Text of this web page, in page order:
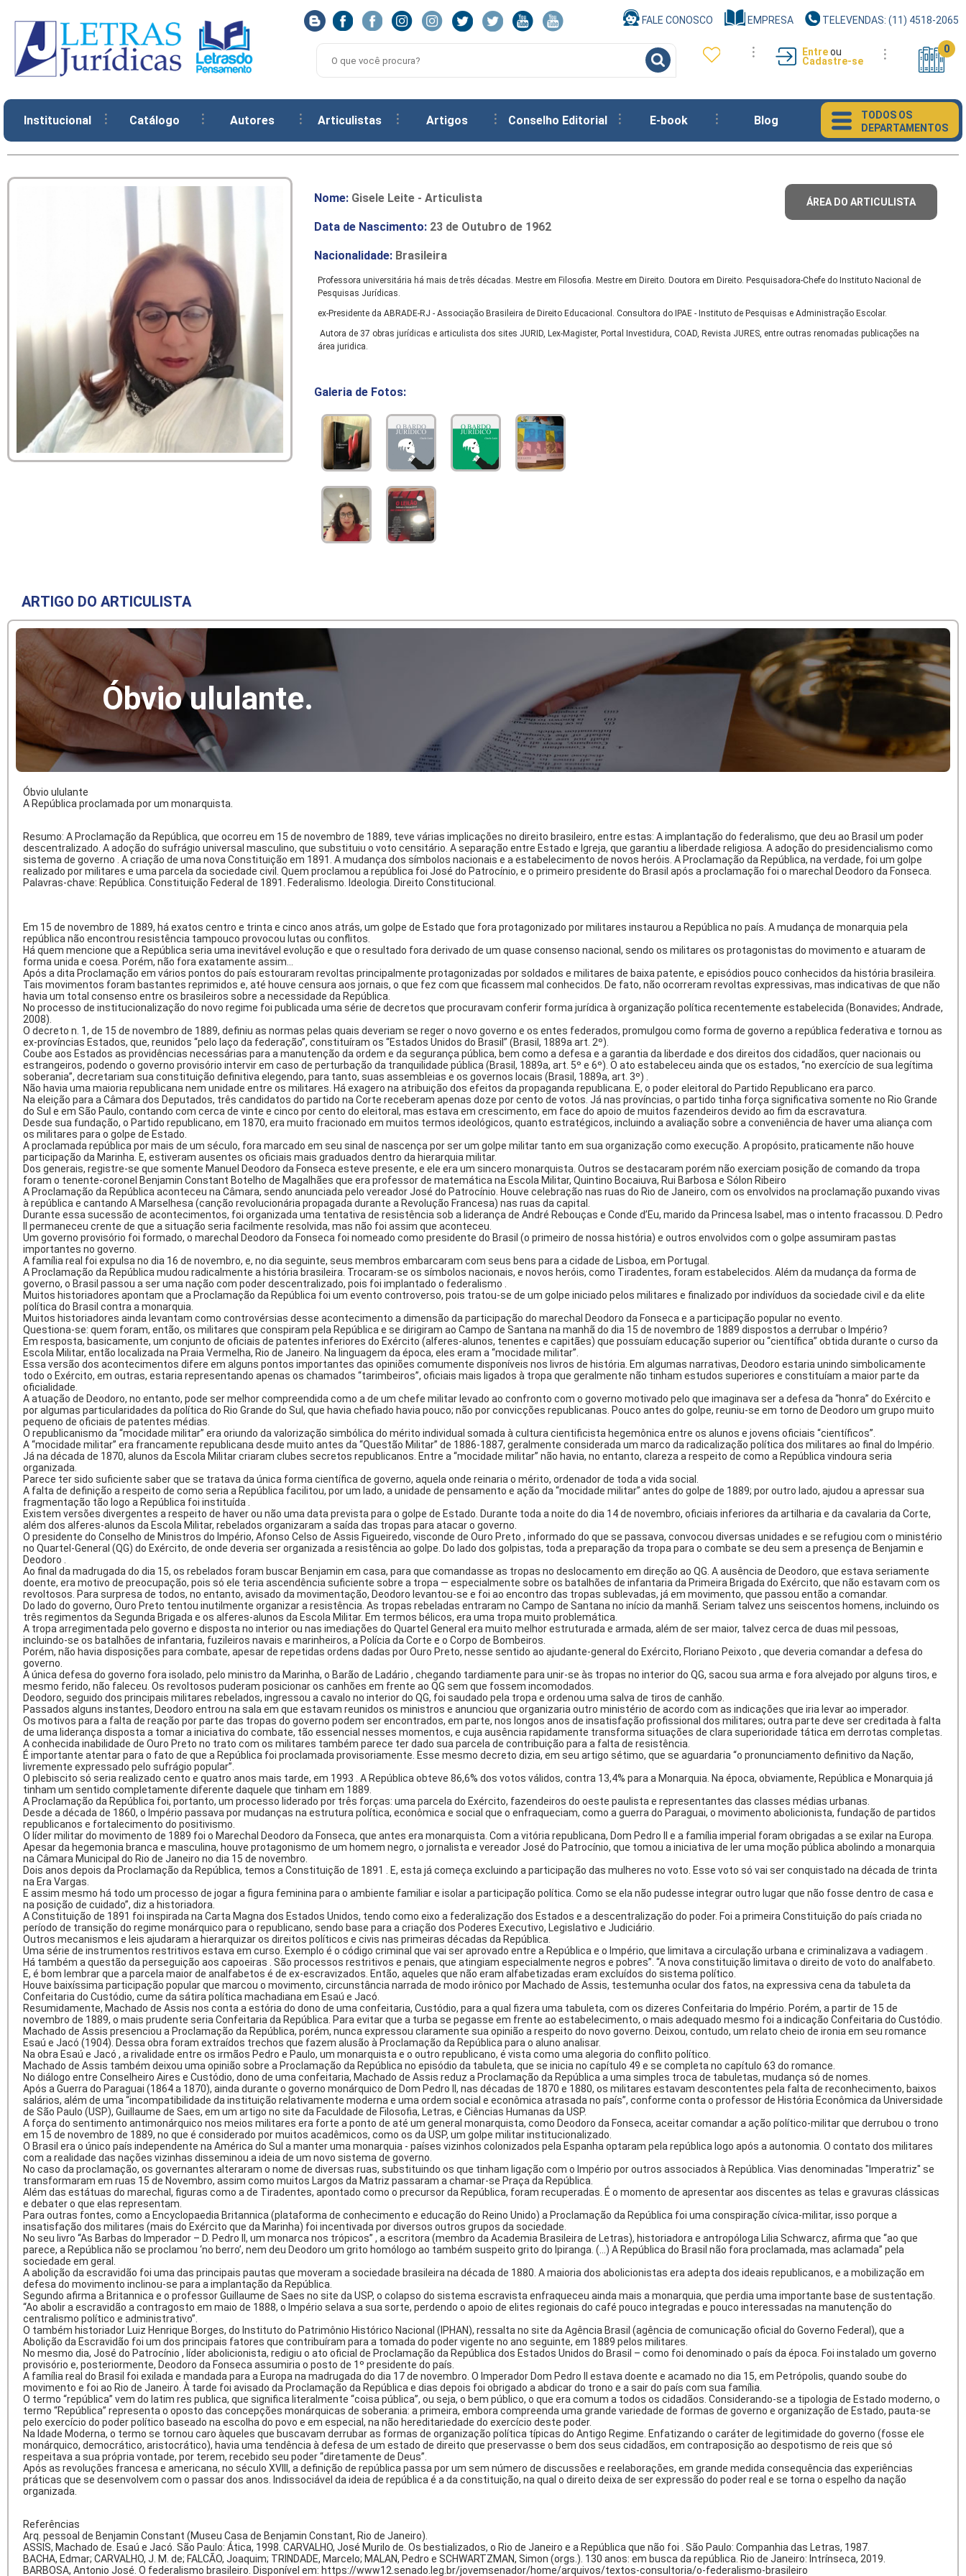
FALE CONOSCO EMPRESA TELEVENDAS: (11) 4518-2065
Entreou
Cadastre-se
0
Institucional Catálogo Autores Articulistas Artigos Conselho Editorial E-book Blog
TODOS OS
DEPARTAMENTOS
ÁREA DO ARTICULISTA
Nome: Gisele Leite - Articulista
Data de Nascimento: 23 de Outubro de 1962
Nacionalidade: Brasileira
Professora universitária há mais de três décadas. Mestre em Filosofia. Mestre em Direito. Doutora em Direito. Pesquisadora-Chefe do Instituto Nacional de
Pesquisas Jurídicas.
ex-Presidente da ABRADE-RJ - Associação Brasileira de Direito Educacional. Consultora do IPAE - Instituto de Pesquisas e Administração Escolar.
Autora de 37 obras jurídicas e articulista dos sites JURID, Lex-Magister, Portal Investidura, COAD, Revista JURES, entre outras renomadas publicações na
área juridica.
Galeria de Fotos:
ARTIGO DO ARTICULISTA
Óbvio ululante.
Óbvio ululante
A República proclamada por um monarquista.
Resumo: A Proclamação da República, que ocorreu em 15 de novembro de 1889, teve várias implicações no direito brasileiro, entre estas: A implantação do federalismo, que deu ao Brasil um poder
descentralizado. A adoção do sufrágio universal masculino, que substituiu o voto censitário. A separação entre Estado e Igreja, que garantiu a liberdade religiosa. A adoção do presidencialismo como
sistema de governo . A criação de uma nova Constituição em 1891. A mudança dos símbolos nacionais e a estabelecimento de novos heróis. A Proclamação da República, na verdade, foi um golpe
realizado por militares e uma parcela da sociedade civil. Quem proclamou a república foi José do Patrocínio, e o primeiro presidente do Brasil após a proclamação foi o marechal Deodoro da Fonseca.
Palavras-chave: República. Constituição Federal de 1891. Federalismo. Ideologia. Direito Constitucional.
Em 15 de novembro de 1889, há exatos centro e trinta e cinco anos atrás, um golpe de Estado que fora protagonizado por militares instaurou a República no país. A mudança de monarquia pela
república não encontrou resistência tampouco provocou lutas ou conflitos.
Há quem mencione que a República seria uma inevitável evolução e que o resultado fora derivado de um quase consenso nacional, sendo os militares os protagonistas do movimento e atuaram de
forma unida e coesa. Porém, não fora exatamente assim...
Após a dita Proclamação em vários pontos do país estouraram revoltas principalmente protagonizadas por soldados e militares de baixa patente, e episódios pouco conhecidos da história brasileira.
Tais movimentos foram bastantes reprimidos e, até houve censura aos jornais, o que fez com que ficassem mal conhecidos. De fato, não ocorreram revoltas expressivas, mas indicativas de que não
havia um total consenso entre os brasileiros sobre a necessidade da República.
No processo de institucionalização do novo regime foi publicada uma série de decretos que procuravam conferir forma jurídica à organização política recentemente estabelecida (Bonavides; Andrade,
2008).
O decreto n. 1, de 15 de novembro de 1889, definiu as normas pelas quais deveriam se reger o novo governo e os entes federados, promulgou como forma de governo a república federativa e tornou as
ex-províncias Estados, que, reunidos “pelo laço da federação”, constituíram os “Estados Unidos do Brasil” (Brasil, 1889a art. 2º).
Coube aos Estados as providências necessárias para a manutenção da ordem e da segurança pública, bem como a defesa e a garantia da liberdade e dos direitos dos cidadãos, quer nacionais ou
estrangeiros, podendo o governo provisório intervir em caso de perturbação da tranquilidade pública (Brasil, 1889a, art. 5º e 6º). O ato estabeleceu ainda que os estados, “no exercício de sua legítima
soberania”, decretariam sua constituição definitiva elegendo, para tanto, suas assembleias e os governos locais (Brasil, 1889a, art. 3º) .
Não havia uma maioria republicana nem unidade entre os militares. Há exagero na atribuição dos efeitos da propaganda republicana. E, o poder eleitoral do Partido Republicano era parco.
Na eleição para a Câmara dos Deputados, três candidatos do partido na Corte receberam apenas doze por cento de votos. Já nas províncias, o partido tinha força significativa somente no Rio Grande
do Sul e em São Paulo, contando com cerca de vinte e cinco por cento do eleitoral, mas estava em crescimento, em face do apoio de muitos fazendeiros devido ao fim da escravatura.
Desde sua fundação, o Partido republicano, em 1870, era muito fracionado em muitos termos ideológicos, quanto estratégicos, incluindo a avaliação sobre a conveniência de haver uma aliança com
os militares para o golpe de Estado.
A proclamada república por mais de um século, fora marcado em seu sinal de nascença por ser um golpe militar tanto em sua organização como execução. A propósito, praticamente não houve
participação da Marinha. E, estiveram ausentes os oficiais mais graduados dentro da hierarquia militar.
Dos generais, registre-se que somente Manuel Deodoro da Fonseca esteve presente, e ele era um sincero monarquista. Outros se destacaram porém não exerciam posição de comando da tropa
foram o tenente-coronel Benjamin Constant Botelho de Magalhães que era professor de matemática na Escola Militar, Quintino Bocaiuva, Rui Barbosa e Sólon Ribeiro
A Proclamação da República aconteceu na Câmara, sendo anunciada pelo vereador José do Patrocínio. Houve celebração nas ruas do Rio de Janeiro, com os envolvidos na proclamação puxando vivas
à república e cantando A Marselhesa (canção revolucionária propagada durante a Revolução Francesa) nas ruas da capital.
Durante essa sucessão de acontecimentos, foi organizada uma tentativa de resistência sob a liderança de André Rebouças e Conde d’Eu, marido da Princesa Isabel, mas o intento fracassou. D. Pedro
II permaneceu crente de que a situação seria facilmente resolvida, mas não foi assim que aconteceu.
Um governo provisório foi formado, o marechal Deodoro da Fonseca foi nomeado como presidente do Brasil (o primeiro de nossa história) e outros envolvidos com o golpe assumiram pastas
importantes no governo.
A família real foi expulsa no dia 16 de novembro, e, no dia seguinte, seus membros embarcaram com seus bens para a cidade de Lisboa, em Portugal.
A Proclamação da República mudou radicalmente a história brasileira. Trocaram-se os símbolos nacionais, e novos heróis, como Tiradentes, foram estabelecidos. Além da mudança da forma de
governo, o Brasil passou a ser uma nação com poder descentralizado, pois foi implantado o federalismo .
Muitos historiadores apontam que a Proclamação da República foi um evento controverso, pois tratou-se de um golpe iniciado pelos militares e finalizado por indivíduos da sociedade civil e da elite
política do Brasil contra a monarquia.
Muitos historiadores ainda levantam como controvérsias desse acontecimento a dimensão da participação do marechal Deodoro da Fonseca e a participação popular no evento.
Questiona-se: quem foram, então, os militares que conspiram pela República e se dirigiram ao Campo de Santana na manhã do dia 15 de novembro de 1889 dispostos a derrubar o Império?
Em resposta, basicamente, um conjunto de oficiais de patentes inferiores do Exército (alferes-alunos, tenentes e capitães) que possuíam educação superior ou “científica” obtida durante o curso da
Escola Militar, então localizada na Praia Vermelha, Rio de Janeiro. Na linguagem da época, eles eram a “mocidade militar”.
Essa versão dos acontecimentos difere em alguns pontos importantes das opiniões comumente disponíveis nos livros de história. Em algumas narrativas, Deodoro estaria unindo simbolicamente
todo o Exército, em outras, estaria representando apenas os chamados “tarimbeiros”, oficiais mais ligados à tropa que geralmente não tinham estudos superiores e constituíam a maior parte da
oficialidade.
A atuação de Deodoro, no entanto, pode ser melhor compreendida como a de um chefe militar levado ao confronto com o governo motivado pelo que imaginava ser a defesa da “honra” do Exército e
por algumas particularidades da política do Rio Grande do Sul, que havia chefiado havia pouco; não por convicções republicanas. Pouco antes do golpe, reuniu-se em torno de Deodoro um grupo muito
pequeno de oficiais de patentes médias.
O republicanismo da “mocidade militar” era oriundo da valorização simbólica do mérito individual somada à cultura cientificista hegemônica entre os alunos e jovens oficiais “científicos”.
A “mocidade militar” era francamente republicana desde muito antes da “Questão Militar” de 1886-1887, geralmente considerada um marco da radicalização política dos militares ao final do Império.
Já na década de 1870, alunos da Escola Militar criaram clubes secretos republicanos. Entre a “mocidade militar” não havia, no entanto, clareza a respeito de como a República vindoura seria
organizada.
Parece ter sido suficiente saber que se tratava da única forma científica de governo, aquela onde reinaria o mérito, ordenador de toda a vida social.
A falta de definição a respeito de como seria a República facilitou, por um lado, a unidade de pensamento e ação da “mocidade militar” antes do golpe de 1889; por outro lado, ajudou a apressar sua
fragmentação tão logo a República foi instituída .
Existem versões divergentes a respeito de haver ou não uma data prevista para o golpe de Estado. Durante toda a noite do dia 14 de novembro, oficiais inferiores da artilharia e da cavalaria da Corte,
além dos alferes-alunos da Escola Militar, rebelados organizaram a saída das tropas para atacar o governo.
O presidente do Conselho de Ministros do Império, Afonso Celso de Assis Figueiredo, visconde de Ouro Preto , informado do que se passava, convocou diversas unidades e se refugiou com o ministério
no Quartel-General (QG) do Exército, de onde deveria ser organizada a resistência ao golpe. Do lado dos golpistas, toda a preparação da tropa para o combate se deu sem a presença de Benjamin e
Deodoro .
Ao final da madrugada do dia 15, os rebelados foram buscar Benjamin em casa, para que comandasse as tropas no deslocamento em direção ao QG. A ausência de Deodoro, que estava seriamente
doente, era motivo de preocupação, pois só ele teria ascendência suficiente sobre a tropa — especialmente sobre os batalhões de infantaria da Primeira Brigada do Exército, que não estavam com os
revoltosos. Para surpresa de todos, no entanto, avisado da movimentação, Deodoro levantou-se e foi ao encontro das tropas sublevadas, já em movimento, que passou então a comandar.
Do lado do governo, Ouro Preto tentou inutilmente organizar a resistência. As tropas rebeladas entraram no Campo de Santana no início da manhã. Seriam talvez uns seiscentos homens, incluindo os
três regimentos da Segunda Brigada e os alferes-alunos da Escola Militar. Em termos bélicos, era uma tropa muito problemática.
A tropa arregimentada pelo governo e disposta no interior ou nas imediações do Quartel General era muito melhor estruturada e armada, além de ser maior, talvez cerca de duas mil pessoas,
incluindo-se os batalhões de infantaria, fuzileiros navais e marinheiros, a Polícia da Corte e o Corpo de Bombeiros.
Porém, não havia disposições para combate, apesar de repetidas ordens dadas por Ouro Preto, nesse sentido ao ajudante-general do Exército, Floriano Peixoto , que deveria comandar a defesa do
governo.
A única defesa do governo fora isolado, pelo ministro da Marinha, o Barão de Ladário , chegando tardiamente para unir-se às tropas no interior do QG, sacou sua arma e fora alvejado por alguns tiros, e
mesmo ferido, não faleceu. Os revoltosos puderam posicionar os canhões em frente ao QG sem que fossem incomodados.
Deodoro, seguido dos principais militares rebelados, ingressou a cavalo no interior do QG, foi saudado pela tropa e ordenou uma salva de tiros de canhão.
Passados alguns instantes, Deodoro entrou na sala em que estavam reunidos os ministros e anunciou que organizaria outro ministério de acordo com as indicações que iria levar ao imperador.
Os motivos para a falta de reação por parte das tropas do governo podem ser encontrados, em parte, nos longos anos de insatisfação profissional dos militares; outra parte deve ser creditada à falta
de uma liderança disposta a tomar a iniciativa do combate, tão essencial nesses momentos, e cuja ausência rapidamente transforma situações de clara superioridade tática em derrotas completas.
A conhecida inabilidade de Ouro Preto no trato com os militares também parece ter dado sua parcela de contribuição para a falta de resistência.
É importante atentar para o fato de que a República foi proclamada provisoriamente. Esse mesmo decreto dizia, em seu artigo sétimo, que se aguardaria “o pronunciamento definitivo da Nação,
livremente expressado pelo sufrágio popular”.
O plebiscito só seria realizado cento e quatro anos mais tarde, em 1993 . A República obteve 86,6% dos votos válidos, contra 13,4% para a Monarquia. Na época, obviamente, República e Monarquia já
tinham um sentido completamente diferente daquele que tinham em 1889.
A Proclamação da República foi, portanto, um processo liderado por três forças: uma parcela do Exército, fazendeiros do oeste paulista e representantes das classes médias urbanas.
Desde a década de 1860, o Império passava por mudanças na estrutura política, econômica e social que o enfraqueciam, como a guerra do Paraguai, o movimento abolicionista, fundação de partidos
republicanos e fortalecimento do positivismo.
O líder militar do movimento de 1889 foi o Marechal Deodoro da Fonseca, que antes era monarquista. Com a vitória republicana, Dom Pedro II e a família imperial foram obrigadas a se exilar na Europa.
Apesar da hegemonia branca e masculina, houve protagonismo de um homem negro, o jornalista e vereador José do Patrocínio, que tomou a iniciativa de ler uma moção pública abolindo a monarquia
na Câmara Municipal do Rio de Janeiro no dia 15 de novembro.
Dois anos depois da Proclamação da República, temos a Constituição de 1891 . E, esta já começa excluindo a participação das mulheres no voto. Esse voto só vai ser conquistado na década de trinta
na Era Vargas.
E assim mesmo há todo um processo de jogar a figura feminina para o ambiente familiar e isolar a participação política. Como se ela não pudesse integrar outro lugar que não fosse dentro de casa e
na posição de cuidado”, diz a historiadora.
A Constituição de 1891 foi inspirada na Carta Magna dos Estados Unidos, tendo como eixo a federalização dos Estados e a descentralização do poder. Foi a primeira Constituição do país criada no
período de transição do regime monárquico para o republicano, sendo base para a criação dos Poderes Executivo, Legislativo e Judiciário.
Outros mecanismos e leis ajudaram a hierarquizar os direitos políticos e civis nas primeiras décadas da República.
Uma série de instrumentos restritivos estava em curso. Exemplo é o código criminal que vai ser aprovado entre a República e o Império, que limitava a circulação urbana e criminalizava a vadiagem .
Há também a questão da perseguição aos capoeiras . São processos restritivos e penais, que atingiam especialmente negros e pobres”. “A nova constituição limitava o direito de voto do analfabeto.
E, é bom lembrar que a parcela maior de analfabetos é de ex-escravizados. Então, aqueles que não eram alfabetizadas eram excluídos do sistema político.
Houve baixíssima participação popular que marcou o movimento, circunstância narrada de modo irônico por Machado de Assis, testemunha ocular dos fatos, na expressiva cena da tabuleta da
Confeitaria do Custódio, cume da sátira política machadiana em Esaú e Jacó.
Resumidamente, Machado de Assis nos conta a estória do dono de uma confeitaria, Custódio, para a qual fizera uma tabuleta, com os dizeres Confeitaria do Império. Porém, a partir de 15 de
novembro de 1889, o mais prudente seria Confeitaria da República. Para evitar que a turba se pegasse em frente ao estabelecimento, o mais adequado mesmo foi a indicação Confeitaria do Custódio.
Machado de Assis presenciou a Proclamação da República, porém, nunca expressou claramente sua opinião a respeito do novo governo. Deixou, contudo, um relato cheio de ironia em seu romance
Esaú e Jacó (1904). Dessa obra foram extraídos trechos que fazem alusão à Proclamação da República para o aluno analisar.
Na obra Esaú e Jacó , a rivalidade entre os irmãos Pedro e Paulo, um monarquista e o outro republicano, é vista como uma alegoria do conflito político.
Machado de Assis também deixou uma opinião sobre a Proclamação da República no episódio da tabuleta, que se inicia no capítulo 49 e se completa no capítulo 63 do romance.
No diálogo entre Conselheiro Aires e Custódio, dono de uma confeitaria, Machado de Assis reduz a Proclamação da República a uma simples troca de tabuletas, mudança só de nomes.
Após a Guerra do Paraguai (1864 a 1870), ainda durante o governo monárquico de Dom Pedro II, nas décadas de 1870 e 1880, os militares estavam descontentes pela falta de reconhecimento, baixos
salários, além de uma “incompatibilidade da instituição relativamente moderna e uma ordem social e econômica atrasada no país”, conforme conta o professor de História Econômica da Universidade
de São Paulo (USP), Guillaume de Saes, em um artigo no site da Faculdade de Filosofia, Letras, e Ciências Humanas da USP.
A força do sentimento antimonárquico nos meios militares era forte a ponto de até um general monarquista, como Deodoro da Fonseca, aceitar comandar a ação político-militar que derrubou o trono
em 15 de novembro de 1889, no que é considerado por muitos acadêmicos, como os da USP, um golpe militar institucionalizado.
O Brasil era o único país independente na América do Sul a manter uma monarquia - países vizinhos colonizados pela Espanha optaram pela república logo após a autonomia. O contato dos militares
com a realidade das nações vizinhas disseminou a ideia de um novo sistema de governo.
No caso da proclamação, os governantes alteraram o nome de diversas ruas, substituindo os que tinham ligação com o Império por outros associados à República. Vias denominadas "Imperatriz" se
transformaram em ruas 15 de Novembro, assim como muitos Largos da Matriz passaram a chamar-se Praça da República.
Além das estátuas do marechal, figuras como a de Tiradentes, apontado como o precursor da República, foram recuperadas. É o momento de apresentar aos discentes as telas e gravuras clássicas
e debater o que elas representam.
Para outras fontes, como a Encyclopaedia Britannica (plataforma de conhecimento e educação do Reino Unido) a Proclamação da República foi uma conspiração cívica-militar, isso porque a
insatisfação dos militares (mais do Exército que da Marinha) foi incentivada por diversos outros grupos da sociedade.
No seu livro “As Barbas do Imperador – D. Pedro II, um monarca nos trópicos” , a escritora (membro da Academia Brasileira de Letras), historiadora e antropóloga Lilia Schwarcz, afirma que “ao que
parece, a República não se proclamou ‘no berro’, nem deu Deodoro um grito homólogo ao também suspeito grito do Ipiranga. (…) A República do Brasil não fora proclamada, mas aclamada” pela
sociedade em geral.
A abolição da escravidão foi uma das principais pautas que moveram a sociedade brasileira na década de 1880. A maioria dos abolicionistas era adepta dos ideais republicanos, e a mobilização em
defesa do movimento inclinou-se para a implantação da República.
Segundo afirma a Britannica e o professor Guillaume de Saes no site da USP, o colapso do sistema escravista enfraqueceu ainda mais a monarquia, que perdia uma importante base de sustentação.
“Ao abolir a escravidão a contragosto em maio de 1888, o Império selava a sua sorte, perdendo o apoio de elites regionais do café pouco integradas e pouco interessadas na manutenção do
centralismo político e administrativo”.
O também historiador Luiz Henrique Borges, do Instituto do Patrimônio Histórico Nacional (IPHAN), ressalta no site da Agência Brasil (agência de comunicação oficial do Governo Federal), que a
Abolição da Escravidão foi um dos principais fatores que contribuíram para a tomada do poder vigente no ano seguinte, em 1889 pelos militares.
No mesmo dia, José do Patrocínio , líder abolicionista, redigiu o ato oficial de Proclamação da República dos Estados Unidos do Brasil – como foi denominado o país da época. Foi instalado um governo
provisório e, posteriormente, Deodoro da Fonseca assumiria o posto de 1º presidente do país.
A família real do Brasil foi exilada e mandada para a Europa na madrugada do dia 17 de novembro. O Imperador Dom Pedro II estava doente e acamado no dia 15, em Petrópolis, quando soube do
movimento e foi ao Rio de Janeiro. À tarde foi avisado da Proclamação da República e dias depois foi obrigado a abdicar do trono e a sair do país com sua família.
O termo “república” vem do latim res publica, que significa literalmente “coisa pública”, ou seja, o bem público, o que era comum a todos os cidadãos. Considerando-se a tipologia de Estado moderno, o
termo “República” representa o oposto das concepções monárquicas de soberania: a primeira, embora compreenda uma grande variedade de formas de governo e organização de Estado, pauta-se
pelo exercício do poder político baseado na escolha do povo e em especial, na não hereditariedade do exercício deste poder.
Na Idade Moderna, o termo se tornou caro àqueles que buscavam derrubar as formas de organização política típicas do Antigo Regime. Enfatizando o caráter de legitimidade do governo (fosse ele
monárquico, democrático, aristocrático), havia uma tendência à defesa de um estado de direito que preservasse o bem dos seus cidadãos, em contraposição ao despotismo de reis que só
respeitava a sua própria vontade, por terem, recebido seu poder “diretamente de Deus”.
Após as revoluções francesa e americana, no século XVIII, a definição de república passa por um sem número de discussões e reelaborações, em grande medida consequência das experiências
práticas que se desenvolvem com o passar dos anos. Indissociável da ideia de república é a da constituição, na qual o direito deixa de ser expressão do poder real e se torna o espelho da nação
organizada.
Referências
Arq. pessoal de Benjamin Constant (Museu Casa de Benjamin Constant, Rio de Janeiro).
ASSIS, Machado de. Esaú e Jacó. São Paulo: Ática, 1998. CARVALHO, José Murilo de. Os bestializados, o Rio de Janeiro e a República que não foi . São Paulo: Companhia das Letras, 1987.
BACHA, Edmar; CARVALHO, J. M. de; FALCÃO, Joaquim; TRINDADE, Marcelo; MALAN, Pedro e SCHWARTZMAN, Simon (orgs.). 130 anos: em busca da república. Rio de Janeiro: Intrínseca, 2019.
BARBOSA, Antonio José. O federalismo brasileiro. Disponível em: https://www12.senado.leg.br/jovemsenador/home/arquivos/textos-consultoria/o-federalismo-brasileiro